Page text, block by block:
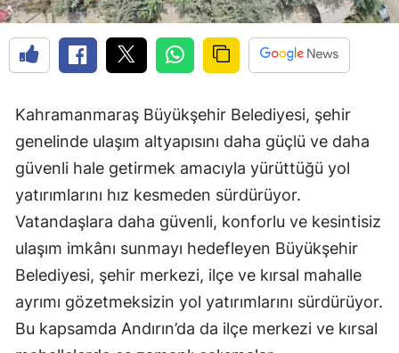
Kahramanmaraş Büyükşehir Belediyesi, şehir
genelinde ulaşım altyapısını daha güçlü ve daha
güvenli hale getirmek amacıyla yürüttüğü yol
yatırımlarını hız kesmeden sürdürüyor.
Vatandaşlara daha güvenli, konforlu ve kesintisiz
ulaşım imkânı sunmayı hedefleyen Büyükşehir
Belediyesi, şehir merkezi, ilçe ve kırsal mahalle
ayrımı gözetmeksizin yol yatırımlarını sürdürüyor.
Bu kapsamda Andırın’da da ilçe merkezi ve kırsal